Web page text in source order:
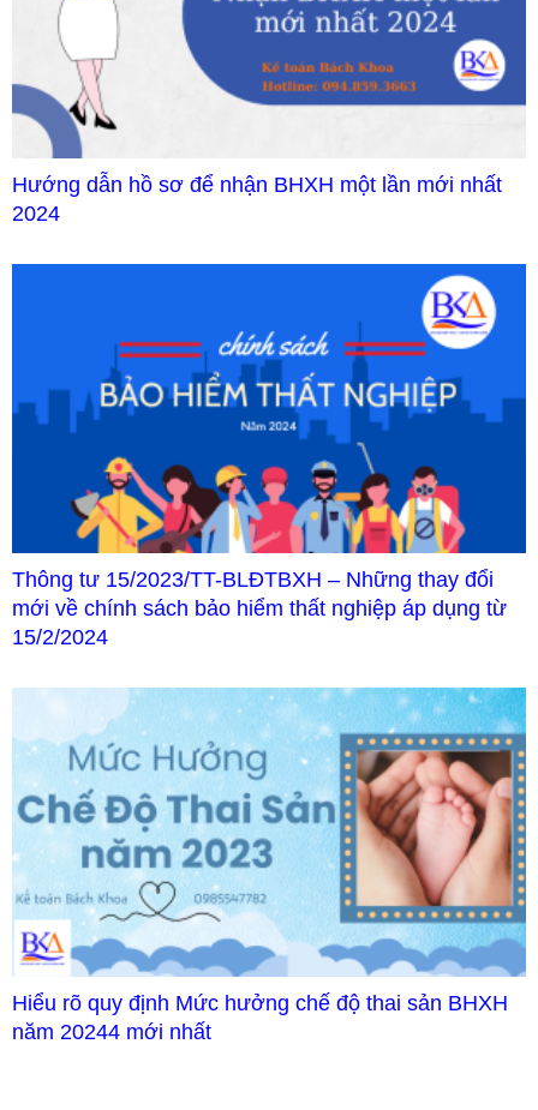
Hướng dẫn hồ sơ để nhận BHXH một lần mới nhất
2024
Thông tư 15/2023/TT-BLĐTBXH – Những thay đổi
mới về chính sách bảo hiểm thất nghiệp áp dụng từ
15/2/2024
Hiểu rõ quy định Mức hưởng chế độ thai sản BHXH
năm 20244 mới nhất